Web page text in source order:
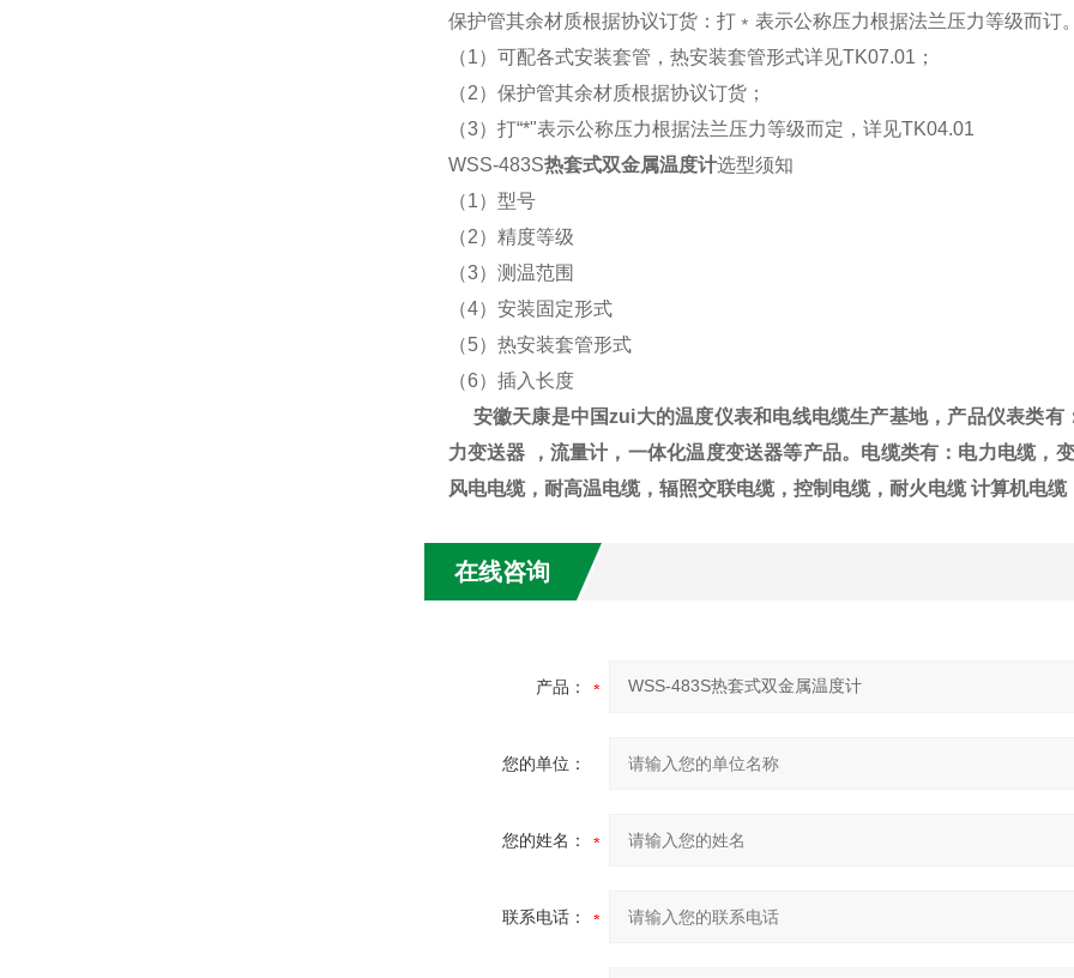
保护管其余材质根据协议订货：打﹡表示公称压力根据法兰压力等级而订
（1）可配各式安装套管，热安装套管形式详见TK07.01；
（2）保护管其余材质根据协议订货；
（3）打“*"表示公称压力根据法兰压力等级而定，详见TK04.01
WSS-483S热套式双金属温度计选型须知
（1）型号
（2）精度等级
（3）测温范围
（4）安装固定形式
（5）热安装套管形式
（6）插入长度
安徽天康是中国zui大的温度仪表和电线电缆生产基地，产品仪表类
力变送器 ，流量计，一体化温度变送器等产品。电缆类有：电力电缆，
风电电缆，耐高温电缆，辐照交联电缆，控制电缆，耐火电缆 计算机电
在线咨询
产品：
您的单位：
您的姓名：
联系电话：